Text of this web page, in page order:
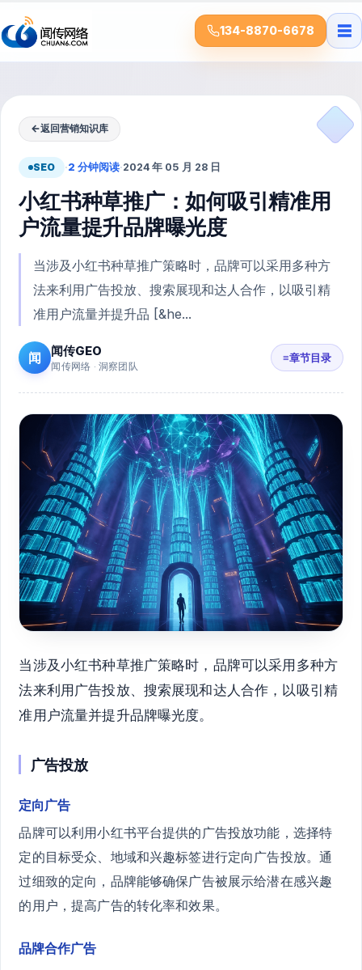
134-8870-6678 ☰
←返回营销知识库
SEO ·2 分钟阅读·2024 年 05 月 28 日
小红书种草推广：如何吸引精准用
户流量提升品牌曝光度
当涉及小红书种草推广策略时，品牌可以采用多种方
法来利用广告投放、搜索展现和达人合作，以吸引精
准用户流量并提升品 [&he...
闻 闻传GEO
闻传网络 · 洞察团队
≡章节目录
当涉及小红书种草推广策略时，品牌可以采用多种方
法来利用广告投放、搜索展现和达人合作，以吸引精
准用户流量并提升品牌曝光度。
广告投放
定向广告
品牌可以利用小红书平台提供的广告投放功能，选择特
定的目标受众、地域和兴趣标签进行定向广告投放。通
过细致的定向，品牌能够确保广告被展示给潜在感兴趣
的用户，提高广告的转化率和效果。
品牌合作广告